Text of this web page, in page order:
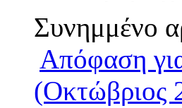
Συνημμένο
Απόφαση
(Οκτώβριος